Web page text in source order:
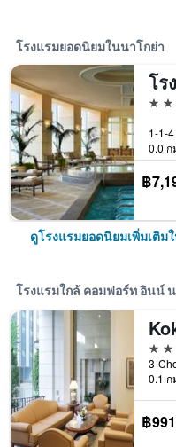
โรงแรมยอดนิยมในนาโกย่า
5 ด
0.0 ก
฿
ดูโรงแรมยอดนิยมเพิ่มเติม
โรงแรมใกล้ คอมฟอร์ท อินน์
3 ด
0.1 ก
฿991